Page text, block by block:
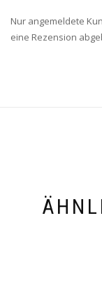
Nur angemeldete
eine Rezension